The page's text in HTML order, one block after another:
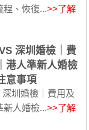
程、恢復...>>了解
深圳婚檢｜費
港人準新人婚檢
意事項
圳婚檢｜費用及
新人婚檢...>>了解